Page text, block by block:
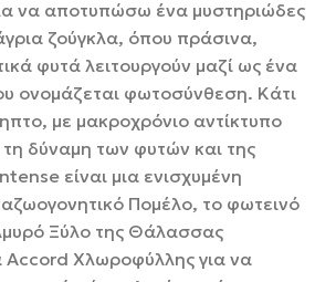
να αποτυπώσω ένα μυστηριώδες
ζούγκλα, όπου πράσινα,
φυτά λειτουργούν μαζί ως ένα
ονομάζεται φωτοσύνθεση. Κάτι
με μακροχρόνιο αντίκτυπο
τη δύναμη των φυτών και της
είναι μια ενισχυμένη
Πομέλο, το φωτεινό
Ξύλο της Θάλασσας
Accord Χλωροφύλλης για να